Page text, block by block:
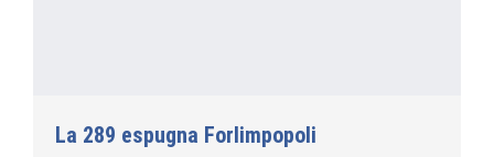
La 289 espugna Forlimpopoli